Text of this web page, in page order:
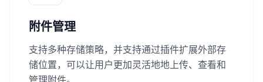
附件管理
支持多种存储策略，并支持通过插件扩展外部存
储位置，可以让用户更加灵活地地上传、查看和